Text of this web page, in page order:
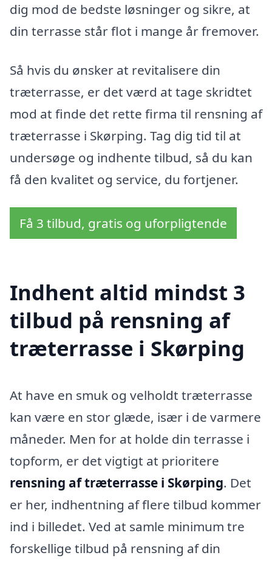
dig mod de bedste løsninger og sikre, at
din terrasse står flot i mange år fremover.
Så hvis du ønsker at revitalisere din
træterrasse, er det værd at tage skridtet
mod at finde det rette firma til rensning af
træterrasse i Skørping. Tag dig tid til at
undersøge og indhente tilbud, så du kan
få den kvalitet og service, du fortjener.
Få 3 tilbud, gratis og uforpligtende
Indhent altid mindst 3
tilbud på rensning af
træterrasse i Skørping
At have en smuk og velholdt træterrasse
kan være en stor glæde, især i de varmere
måneder. Men for at holde din terrasse i
topform, er det vigtigt at prioritere
rensning af træterrasse i Skørping. Det
er her, indhentning af flere tilbud kommer
ind i billedet. Ved at samle minimum tre
forskellige tilbud på rensning af din